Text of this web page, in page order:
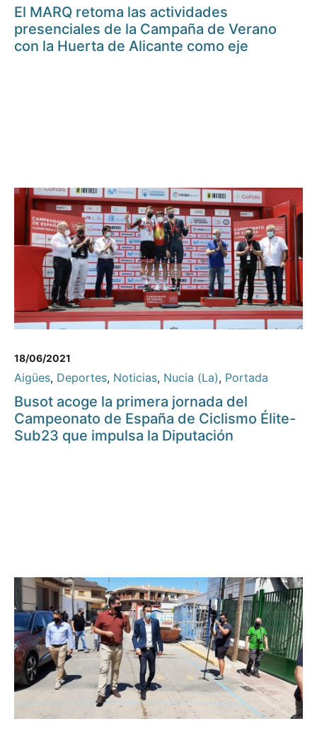
El MARQ retoma las actividades
presenciales de la Campaña de Verano
con la Huerta de Alicante como eje
18/06/2021
Aigües, Deportes, Noticias, Nucia (La), Portada
Busot acoge la primera jornada del
Campeonato de España de Ciclismo Élite-
Sub23 que impulsa la Diputación